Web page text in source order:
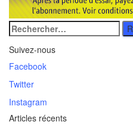
Rechercher
:
Suivez-nous
Facebook
Twitter
Instagram
Articles récents